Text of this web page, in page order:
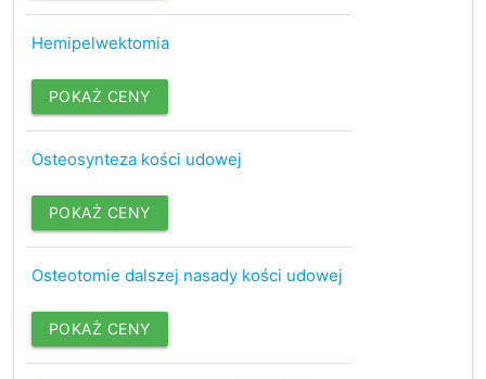
Hemipelwektomia
POKAŻ CENY
Osteosynteza kości udowej
POKAŻ CENY
Osteotomie dalszej nasady kości udowej
POKAŻ CENY